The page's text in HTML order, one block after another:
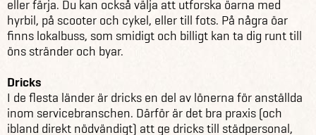
eller färja. Du kan också välja att utforska öarna med
hyrbil, på scooter och cykel, eller till fots. På några öar
finns lokalbuss, som smidigt och billigt kan ta dig runt till
öns stränder och byar.
Dricks
I de flesta länder är dricks en del av lönerna för anställda
inom servicebranschen. Därför är det bra praxis (och
ibland direkt nödvändigt) att ge dricks till städpersonal,